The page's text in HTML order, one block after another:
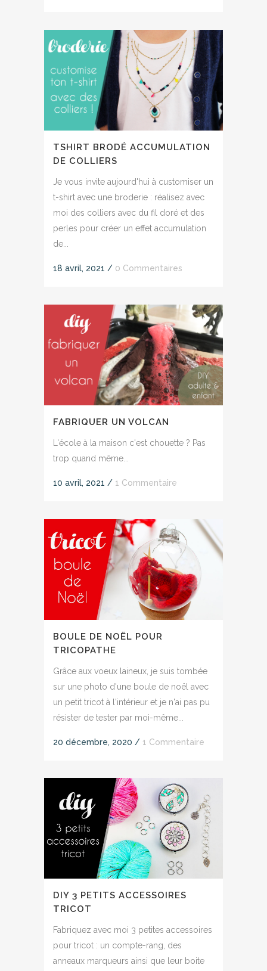
TSHIRT BRODÉ ACCUMULATION
DE COLLIERS
Je vous invite aujourd'hui à customiser un
t-shirt avec une broderie : réalisez avec
moi des colliers avec du fil doré et des
perles pour créer un effet accumulation
de...
18 avril, 2021 / 0 Commentaires
FABRIQUER UN VOLCAN
L'école à la maison c'est chouette ? Pas
trop quand même...
10 avril, 2021 / 1 Commentaire
BOULE DE NOËL POUR
TRICOPATHE
Grâce aux voeux laineux, je suis tombée
sur une photo d'une boule de noël avec
un petit tricot à l'intérieur et je n'ai pas pu
résister de tester par moi-même...
20 décembre, 2020 / 1 Commentaire
DIY 3 PETITS ACCESSOIRES
TRICOT
Fabriquez avec moi 3 petites accessoires
pour tricot : un compte-rang, des
anneaux marqueurs ainsi que leur boite